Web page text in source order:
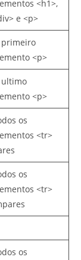
<h1>,
e <p>
primeiro
<p>
ultimo
<p>
os
<tr>
os
<tr>
os